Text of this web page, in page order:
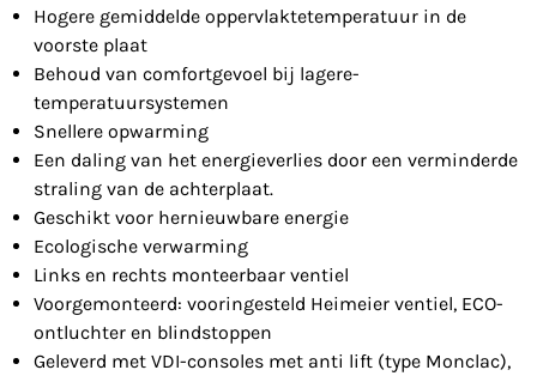
Hogere gemiddelde oppervlaktetemperatuur in de
voorste plaat
Behoud van comfortgevoel bij lagere-
temperatuursystemen
Snellere opwarming
Een daling van het energieverlies door een verminderde
straling van de achterplaat.
Geschikt voor hernieuwbare energie
Ecologische verwarming
Links en rechts monteerbaar ventiel
Voorgemonteerd: vooringesteld Heimeier ventiel, ECO-
ontluchter en blindstoppen
Geleverd met VDI-consoles met anti lift (type Monclac),